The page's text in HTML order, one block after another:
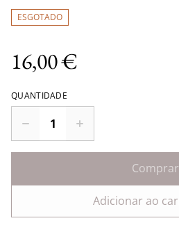
ESGOTADO
16,00 €
QUANTIDADE
Comprar
Adicionar ao